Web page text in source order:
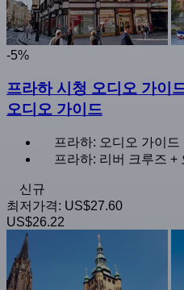
-5%
프라하 시청 오디오 가이
오디오 가이드
프라하: 오디오 가이드
프라하: 리버 크루즈 +
신규
최저가격: US$27.60
US$26.22